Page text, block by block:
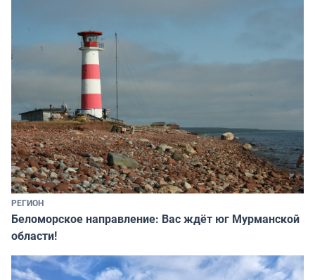
РЕГИОН
Беломорское направление: Вас ждёт юг Мурманской
области!